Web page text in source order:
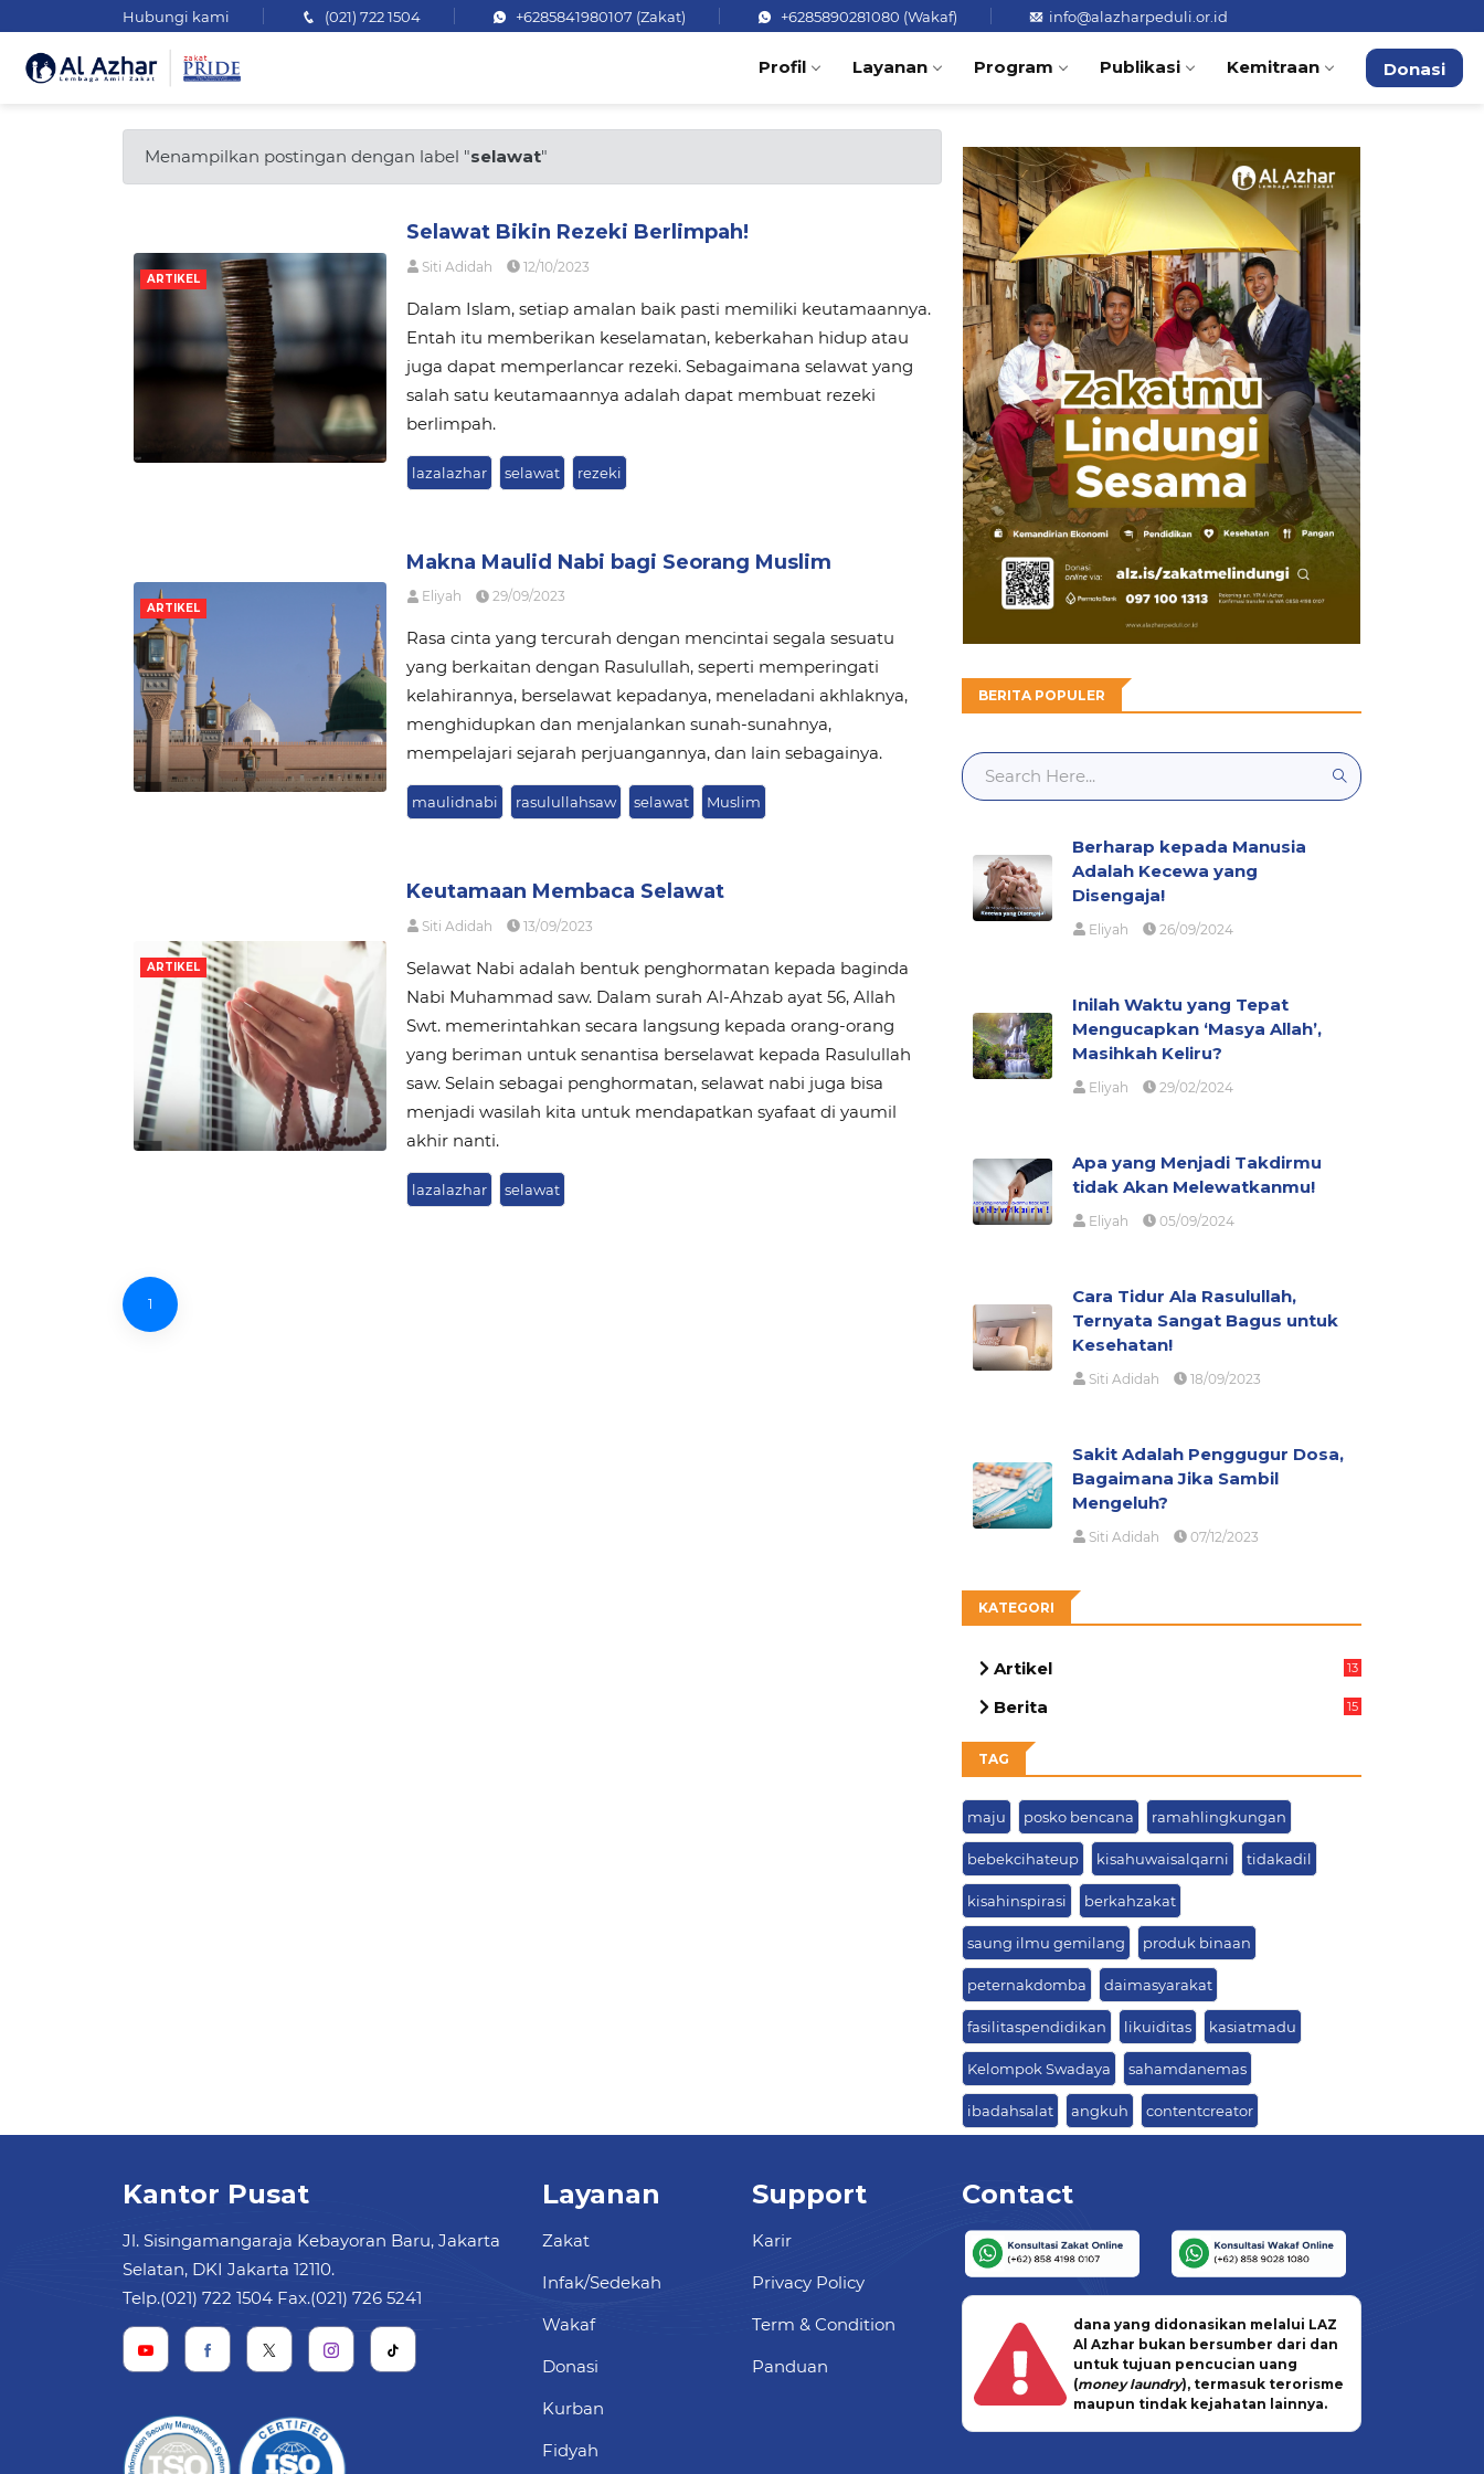
Hubungi kami (021) 722 1504 +6285841980107 (Zakat) +6285890281080 (Wakaf) info@alazharpeduli.or.id
Profil Layanan Program Publikasi Kemitraan Donasi
Menampilkan postingan dengan label "selawat"
ARTIKEL
Selawat Bikin Rezeki Berlimpah!
Siti Adidah 12/10/2023
Dalam Islam, setiap amalan baik pasti memiliki keutamaannya.
Entah itu memberikan keselamatan, keberkahan hidup atau
juga dapat memperlancar rezeki. Sebagaimana selawat yang
salah satu keutamaannya adalah dapat membuat rezeki
berlimpah.
lazalazhar selawat rezeki
ARTIKEL
Makna Maulid Nabi bagi Seorang Muslim
Eliyah 29/09/2023
Rasa cinta yang tercurah dengan mencintai segala sesuatu
yang berkaitan dengan Rasulullah, seperti memperingati
kelahirannya, berselawat kepadanya, meneladani akhlaknya,
menghidupkan dan menjalankan sunah-sunahnya,
mempelajari sejarah perjuangannya, dan lain sebagainya.
maulidnabi rasulullahsaw selawat Muslim
ARTIKEL
Keutamaan Membaca Selawat
Siti Adidah 13/09/2023
Selawat Nabi adalah bentuk penghormatan kepada baginda
Nabi Muhammad saw. Dalam surah Al-Ahzab ayat 56, Allah
Swt. memerintahkan secara langsung kepada orang-orang
yang beriman untuk senantisa berselawat kepada Rasulullah
saw. Selain sebagai penghormatan, selawat nabi juga bisa
menjadi wasilah kita untuk mendapatkan syafaat di yaumil
akhir nanti.
lazalazhar selawat
1
BERITA POPULER
Berharap kepada Manusia
Adalah Kecewa yang
Disengaja!
Eliyah 26/09/2024
Inilah Waktu yang Tepat
Mengucapkan ‘Masya Allah’,
Masihkah Keliru?
Eliyah 29/02/2024
Apa yang Menjadi Takdirmu
tidak Akan Melewatkanmu!
Eliyah 05/09/2024
Cara Tidur Ala Rasulullah,
Ternyata Sangat Bagus untuk
Kesehatan!
Siti Adidah 18/09/2023
Sakit Adalah Penggugur Dosa,
Bagaimana Jika Sambil
Mengeluh?
Siti Adidah 07/12/2023
KATEGORI
Artikel
13
Berita
15
TAG
maju posko bencana ramahlingkungan
bebekcihateup kisahuwaisalqarni tidakadil
kisahinspirasi berkahzakat
saung ilmu gemilang produk binaan
peternakdomba daimasyarakat
fasilitaspendidikan likuiditas kasiatmadu
Kelompok Swadaya sahamdanemas
ibadahsalat angkuh contentcreator
Kantor Pusat
Jl. Sisingamangaraja Kebayoran Baru, Jakarta
Selatan, DKI Jakarta 12110.
Telp.(021) 722 1504 Fax.(021) 726 5241
Layanan
Zakat
Infak/Sedekah
Wakaf
Donasi
Kurban
Fidyah
Support
Karir
Privacy Policy
Term & Condition
Panduan
Contact
dana yang didonasikan melalui LAZ
Al Azhar bukan bersumber dari dan
untuk tujuan pencucian uang
(money laundry), termasuk terorisme
maupun tindak kejahatan lainnya.